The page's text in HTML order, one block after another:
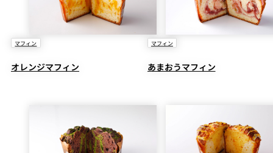
マフィン
オレンジマフィン
マフィン
あまおうマフィン